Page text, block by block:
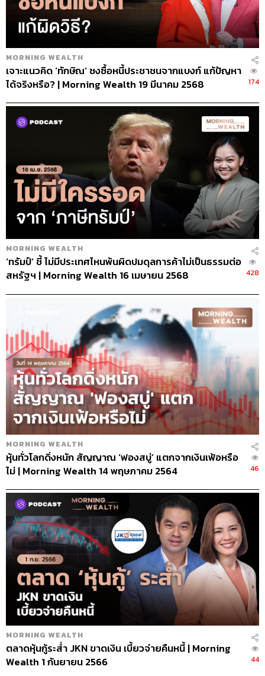
MORNING WEALTH
เจาะแนวคิด ‘ทักษิณ’ ชงซื้อหนี้ประชาชนจากแบงก์ แก้ปัญหา
ได้จริงหรือ? | Morning Wealth 19 มีนาคม 2568
174
MORNING WEALTH
‘ทรัมป์’ ชี้ ไม่มีประเทศไหนพ้นผิดปมดุลการค้าไม่เป็นธรรมต่อ
สหรัฐฯ | Morning Wealth 16 เมษายน 2568
428
MORNING WEALTH
หุ้นทั่วโลกดิ่งหนัก สัญญาณ ‘ฟองสบู่’ แตกจากเงินเฟ้อหรือ
ไม่ | Morning Wealth 14 พฤษภาคม 2564
46
MORNING WEALTH
ตลาดหุ้นกู้ระส่ำ JKN ขาดเงิน เบี้ยวจ่ายคืนหนี้ | Morning
Wealth 1 กันยายน 2566
44